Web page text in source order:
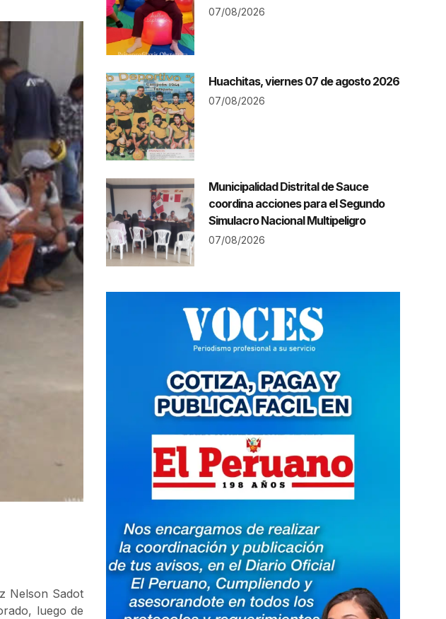
Nelson Sadot
luego de
07/08/2026
Huachitas, viernes 07 de agosto 2026
07/08/2026
Municipalidad Distrital de Sauce
coordina acciones para el Segundo
Simulacro Nacional Multipeligro
07/08/2026